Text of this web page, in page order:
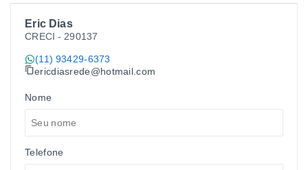
Eric Dias
CRECI - 290137
(11) 93429-6373
ericdiasrede@hotmail.com
Nome
Telefone